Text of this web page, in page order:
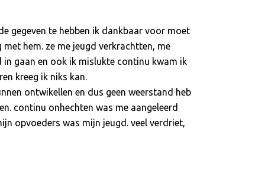
gegeven te hebben ik dankbaar voor moet
hem. ze me jeugd verkrachtten, me
in gaan en ook ik mislukte continu kwam ik
kreeg ik niks kan.
ontwikellen en dus geen weerstand heb
continu onhechten was me aangeleerd
opvoeders was mijn jeugd. veel verdriet,